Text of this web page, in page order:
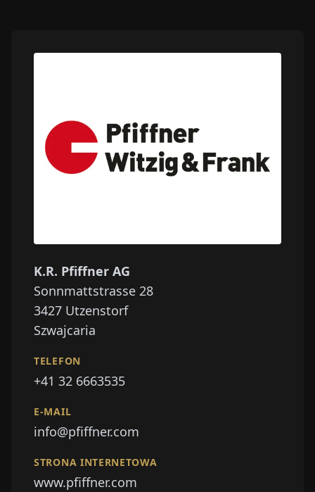
K.R. Pfiffner AG
Sonnmattstrasse 28
3427 Utzenstorf
Szwajcaria
TELEFON
+41 32 6663535
E-MAIL
info@pfiffner.com
STRONA INTERNETOWA
www.pfiffner.com